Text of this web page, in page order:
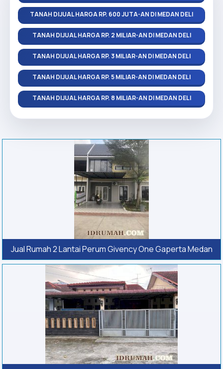
TANAH DIJUAL HARGA RP. 600 JUTA-AN DI MEDAN DELI
TANAH DIJUAL HARGA RP. 2 MILIAR-AN DI MEDAN DELI
TANAH DIJUAL HARGA RP. 3 MILIAR-AN DI MEDAN DELI
TANAH DIJUAL HARGA RP. 5 MILIAR-AN DI MEDAN DELI
TANAH DIJUAL HARGA RP. 8 MILIAR-AN DI MEDAN DELI
Jual Rumah 2 Lantai Perum Givency One Gaperta Medan